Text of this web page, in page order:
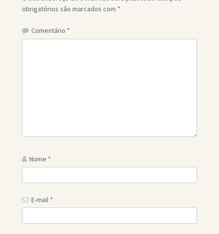
obrigatórios são marcados com *
Comentário *
Nome *
E-mail *